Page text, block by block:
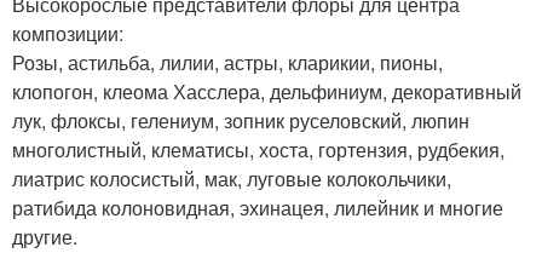
композиции:
Розы, астильба, лилии, астры, кларикии, пионы,
клопогон, клеома Хасслера, дельфиниум, декоративный
лук, флоксы, гелениум, зопник руселовский, люпин
многолистный, клематисы, хоста, гортензия, рудбекия,
лиатрис колосистый, мак, луговые колокольчики,
ратибида колоновидная, эхинацея, лилейник и многие
другие.